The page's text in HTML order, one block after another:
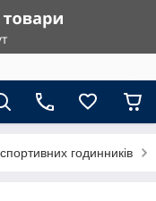
годинників